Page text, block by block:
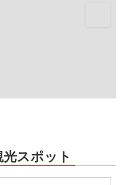
光スポット